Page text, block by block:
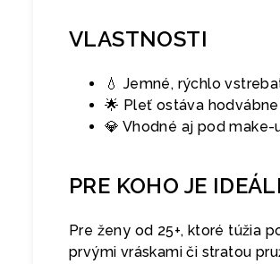
VLASTNOSTI
💧 Jemné, rýchlo
🌟 Pleť ostáva
💎 Vhodné aj pod
PRE KOHO JE
Pre ženy od 25+, ktoré túžia
prvými vráskami či stratou